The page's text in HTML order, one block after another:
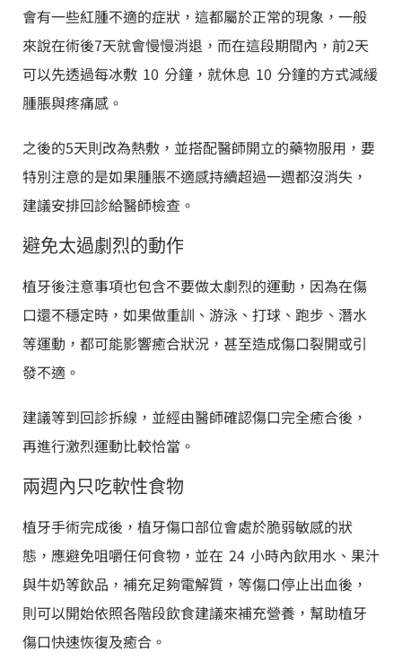
會有一些紅腫不適的症狀，這都屬於正常的現象，一般
來說在術後7天就會慢慢消退，而在這段期間內，前2天
可以先透過每冰敷 10 分鐘，就休息 10 分鐘的方式減緩
腫脹與疼痛感。
之後的5天則改為熱敷，並搭配醫師開立的藥物服用，要
特別注意的是如果腫脹不適感持續超過一週都沒消失，
建議安排回診給醫師檢查。
避免太過劇烈的動作
植牙後注意事項也包含不要做太劇烈的運動，因為在傷
口還不穩定時，如果做重訓、游泳、打球、跑步、潛水
等運動，都可能影響癒合狀況，甚至造成傷口裂開或引
發不適。
建議等到回診拆線，並經由醫師確認傷口完全癒合後，
再進行激烈運動比較恰當。
兩週內只吃軟性食物
植牙手術完成後，植牙傷口部位會處於脆弱敏感的狀
態，應避免咀嚼任何食物，並在 24 小時內飲用水、果汁
與牛奶等飲品，補充足夠電解質，等傷口停止出血後，
則可以開始依照各階段飲食建議來補充營養，幫助植牙
傷口快速恢復及癒合。